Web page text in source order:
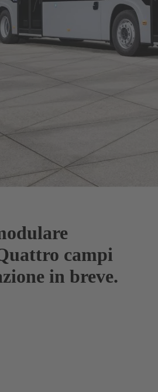
campi
in breve.